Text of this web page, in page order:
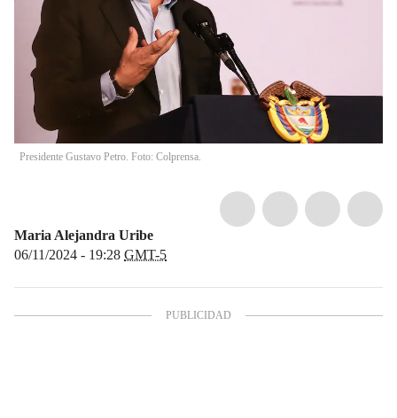
Presidente Gustavo Petro. Foto: Colprensa.
Maria Alejandra Uribe
06/11/2024 - 19:28 GMT-5